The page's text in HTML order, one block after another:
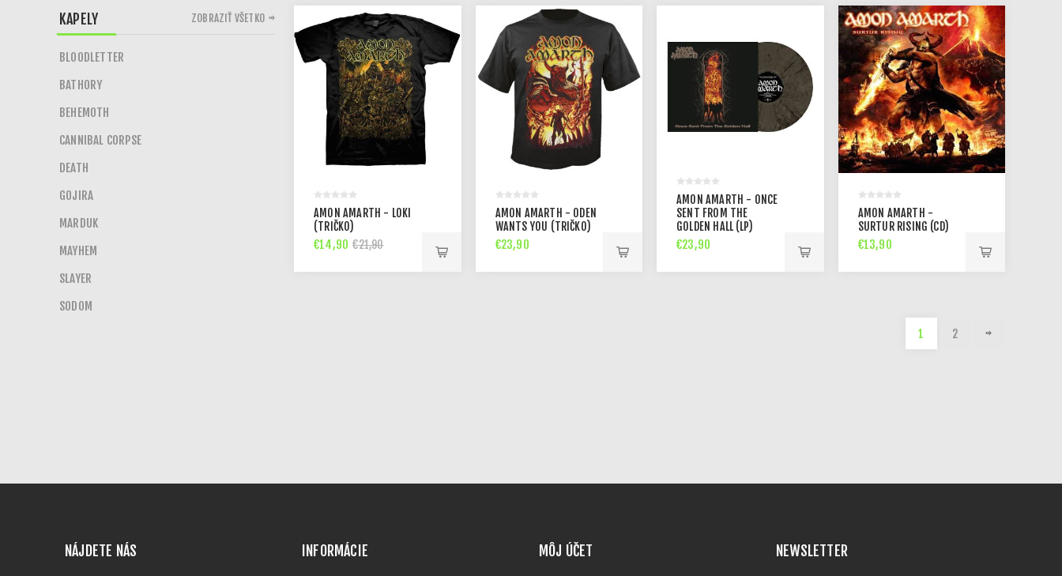
AMON AMARTH - LOKI
(TRIČKO)
€14,90 €21,90
AMON AMARTH - ODEN
WANTS YOU (TRIČKO)
€23,90
AMON AMARTH - ONCE
SENT FROM THE
GOLDEN HALL (LP)
€23,90
AMON AMARTH -
SURTUR RISING (CD)
€13,90
1 2
KAPELY
BLOODLETTER
BATHORY
BEHEMOTH
CANNIBAL CORPSE
DEATH
GOJIRA
MARDUK
MAYHEM
SLAYER
SODOM
ZOBRAZIŤ VŠETKO
NÁJDETE NÁS INFORMÁCIE MÔJ ÚČET NEWSLETTER